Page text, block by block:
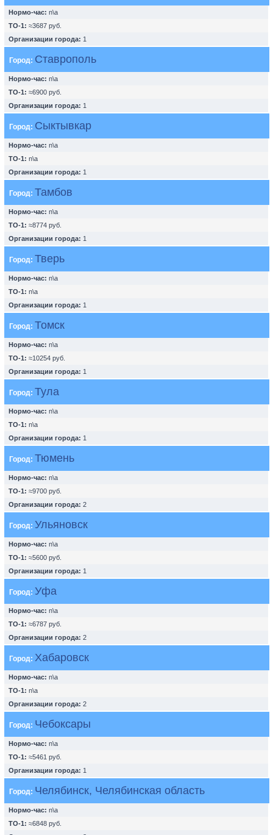
Нормо-час: n\a
ТО-1: ≈3687 руб.
Организации города: 1
Город: Ставрополь
Нормо-час: n\a
ТО-1: ≈6900 руб.
Организации города: 1
Город: Сыктывкар
Нормо-час: n\a
ТО-1: n\a
Организации города: 1
Город: Тамбов
Нормо-час: n\a
ТО-1: ≈8774 руб.
Организации города: 1
Город: Тверь
Нормо-час: n\a
ТО-1: n\a
Организации города: 1
Город: Томск
Нормо-час: n\a
ТО-1: ≈10254 руб.
Организации города: 1
Город: Тула
Нормо-час: n\a
ТО-1: n\a
Организации города: 1
Город: Тюмень
Нормо-час: n\a
ТО-1: ≈9700 руб.
Организации города: 2
Город: Ульяновск
Нормо-час: n\a
ТО-1: ≈5600 руб.
Организации города: 1
Город: Уфа
Нормо-час: n\a
ТО-1: ≈6787 руб.
Организации города: 2
Город: Хабаровск
Нормо-час: n\a
ТО-1: n\a
Организации города: 2
Город: Чебоксары
Нормо-час: n\a
ТО-1: ≈5461 руб.
Организации города: 1
Город: Челябинск, Челябинская область
Нормо-час: n\a
ТО-1: ≈6848 руб.